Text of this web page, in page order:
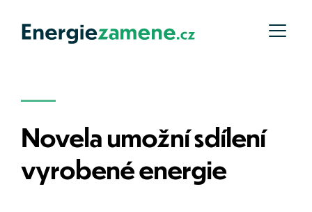
Novela umožní sdílení
vyrobené energie